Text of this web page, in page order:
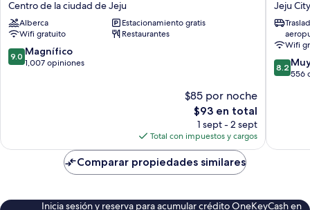
Centro
de
la
ciudad
de
Centro de la ciudad de Jeju
Alberca
Estacionamiento gratis
Wifi gratuito
Restaurantes
9.0
de
9.0 Magnífico
1,007 opiniones
$85 por noche
El
precio
actual
es
de
$93
$93 en total
1 sept - 2 sept
Total con impuestos y cargos
Tourist
Hotel
Jeju
City
Jeju City
Wifi
8.2
de
8.2
556
Comparar propiedades similares
Inicia sesión y reserva para acumular crédito OneKeyCash en